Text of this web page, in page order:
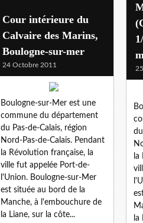
la
la
Cour intérieure du
Calvaire des Marins,
Boulogne-sur-mer
24 Octobre 2011
Boulogne-sur-Mer est une
commune du département
du Pas-de-Calais, région
Nord-Pas-de-Calais. Pendant
la Révolution française, la
ville fut appelée Port-de-
l'Union. Boulogne-sur-Mer
est située au bord de la
Manche, à l'embouchure de
la Liane, sur la côte...